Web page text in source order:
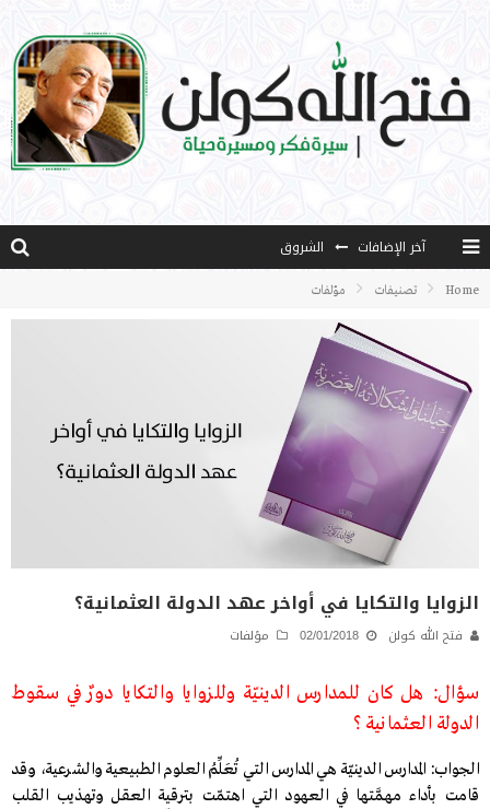
آخر الإضافات
الشروق
المثقفون المتعلقون بالأماني والخيالات
تضحيات خدام الإسلام المعاصرين
نفحات قدسية في خدمة أمتنا
كتاب معراج الروح الصلاة: 32-مراتب الطهارة في الصلاة
Home تصنيفات مؤلفات
الزوايا والتكايا في أواخر عهد الدولة العثمانية؟
فتح الله كولن 02/01/2018 مؤلفات
سؤال: هل كان للمدارس الدينيّة وللزوايا والتكايا دورٌ في سقوط
الدولة العثمانية ؟
الجواب: المدارس الدينيّة هي المدارس التي تُعَلِّمُ العلوم الطبيعية والشرعية، وقد
قامت بأداء مهمَّتها في العهود التي اهتمّت بترقية العقل وتهذيب القلب